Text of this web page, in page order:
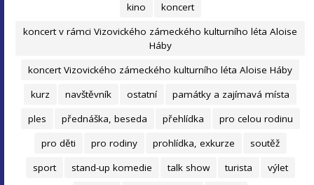
kino
koncert
koncert v rámci Vizovického zámeckého kulturního léta Aloise
Háby
koncert Vizovického zámeckého kulturního léta Aloise Háby
kurz
navštěvník ostatní
památky a zajímavá místa
ples
přednáška, beseda přehlídka
pro celou rodinu
pro děti
pro rodiny prohlídka, exkurze
soutěž
sport
stand-up komedie talk show turista
výlet